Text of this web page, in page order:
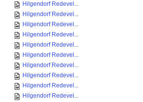
Hilgendorf Redevel...
Hilgendorf Redevel...
Hilgendorf Redevel...
Hilgendorf Redevel...
Hilgendorf Redevel...
Hilgendorf Redevel...
Hilgendorf Redevel...
Hilgendorf Redevel...
Hilgendorf Redevel...
Hilgendorf Redevel...